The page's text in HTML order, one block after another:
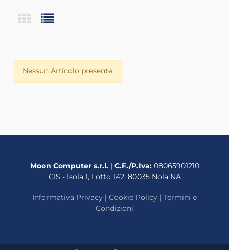
Nessun Articolo presente.
Moon Computer s.r.l.| C.F./P.Iva: 08065901210
CIS - Isola 1, Lotto 142, 80035 Nola NA
Informativa Privacy | Cookie Policy | Termini e
Condizioni